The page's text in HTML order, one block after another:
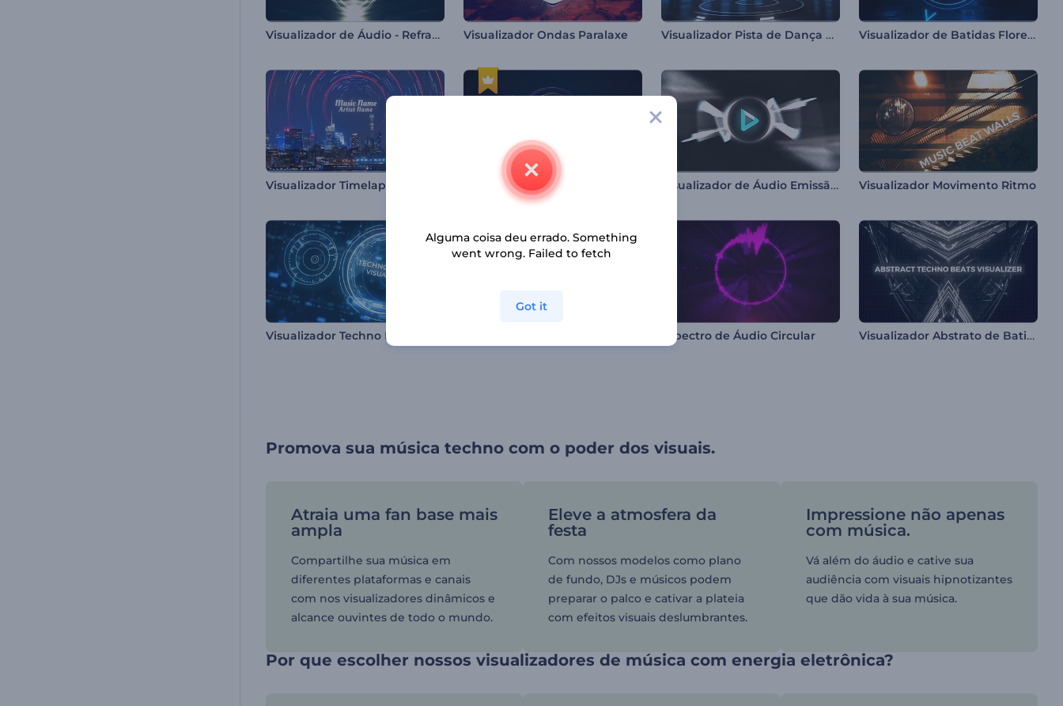
Visualizador de Áudio - Refração Rítmica Visualizador Ondas Paralaxe Visualizador Pista de Dança de Festa Visualizador de Batidas Florescente
Visualizador de Áudio Emissão de Partículas Visualizador Movimento Ritmo
Visualizador Techno Beats Espectro de Áudio Circular Visualizador Abstrato de Batidas Techno
Promova sua música techno com o poder dos visuais.
Atraia uma fan base mais
ampla
Compartilhe sua música em
diferentes plataformas e canais
com nos visualizadores dinâmicos e
alcance ouvintes de todo o mundo.
Eleve a atmosfera da
festa
Com nossos modelos como plano
de fundo, DJs e músicos podem
preparar o palco e cativar a plateia
com efeitos visuais deslumbrantes.
Impressione não apenas
com música.
Vá além do áudio e cative sua
audiência com visuais hipnotizantes
que dão vida à sua música.
Por que escolher nossos visualizadores de música com energia eletrônica?
Alguma coisa deu errado. Something
went wrong. Failed to fetch
Got it